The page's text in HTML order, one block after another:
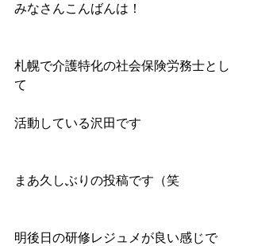
みなさんこんばんは！
札幌で介護特化の社会保険労務士とし
て
活動している沢田です
まあ久しぶりの投稿です（笑
明後日の研修レジュメが良い感じで